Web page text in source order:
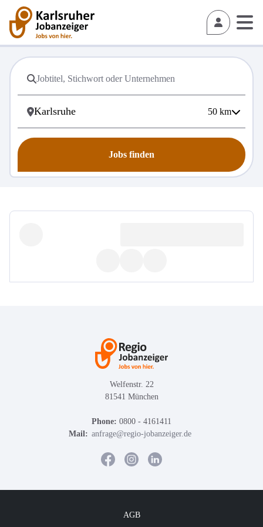
50 km
Jobs finden
Welfenstr. 22
81541 München
Phone: 0800 - 4161411
Mail: anfrage@regio-jobanzeiger.de
AGB